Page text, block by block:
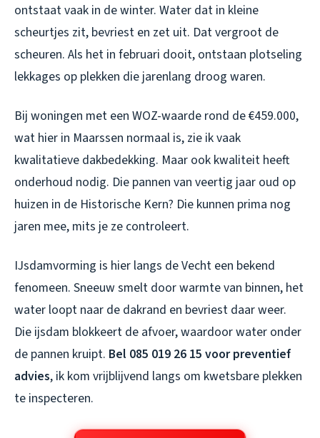
ontstaat vaak in de winter. Water dat in kleine
scheurtjes zit, bevriest en zet uit. Dat vergroot de
scheuren. Als het in februari dooit, ontstaan plotseling
lekkages op plekken die jarenlang droog waren.
Bij woningen met een WOZ-waarde rond de €459.000,
wat hier in Maarssen normaal is, zie ik vaak
kwalitatieve dakbedekking. Maar ook kwaliteit heeft
onderhoud nodig. Die pannen van veertig jaar oud op
huizen in de Historische Kern? Die kunnen prima nog
jaren mee, mits je ze controleert.
IJsdamvorming is hier langs de Vecht een bekend
fenomeen. Sneeuw smelt door warmte van binnen, het
water loopt naar de dakrand en bevriest daar weer.
Die ijsdam blokkeert de afvoer, waardoor water onder
de pannen kruipt. Bel 085 019 26 15 voor preventief
advies, ik kom vrijblijvend langs om kwetsbare plekken
te inspecteren.